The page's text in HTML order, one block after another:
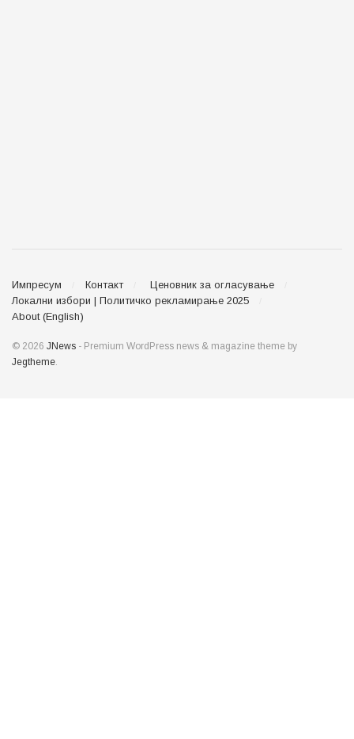
Импресум Контакт
Ценовник за огласување
Локални избори | Политичко рекламирање 2025
About (English)
© 2026 JNews - Premium WordPress news & magazine theme by
Jegtheme.